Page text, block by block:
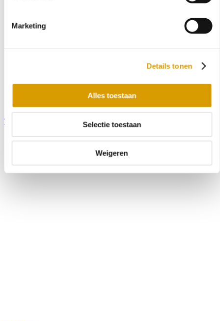
Marketing
Details tonen
Alles toestaan
Selectie toestaan
Weigeren
TICKETS